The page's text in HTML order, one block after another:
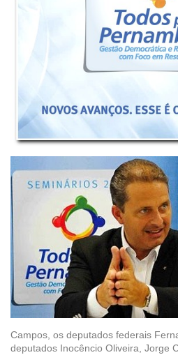
Campos, os deputados federais
deputados Inocêncio Oliveira, Jorge